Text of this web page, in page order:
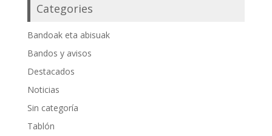
Categories
Bandoak eta abisuak
Bandos y avisos
Destacados
Noticias
Sin categoría
Tablón